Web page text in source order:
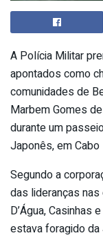
A Polícia Militar
apontados como
comunidades de
Marbem Gomes
durante um
Japonês, em
Segundo a
das lideranças
D’Água, Casinhas
estava foragido